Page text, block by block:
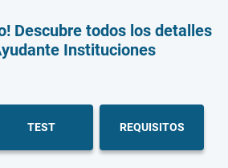
Descubre todos los detalles
Instituciones
TEST REQUISITOS